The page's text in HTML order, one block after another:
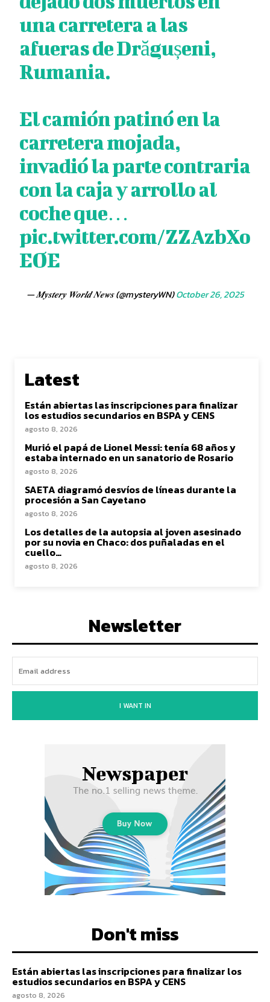
una carretera a las
afueras de Drăgușeni,
Rumania.
El camión patinó en la
carretera mojada,
invadió la parte contraria
con la caja y arrollo al
coche que…
pic.twitter.com/ZZAzbXo
EOE
— 𝑴𝒚𝒔𝒕𝒆𝒓𝒚 𝑾𝒐𝒓𝒍𝒅 𝑵𝒆𝒘𝒔 (@mysteryWN)October 26, 2025
Latest
Están abiertas las inscripciones para finalizar
los estudios secundarios en BSPA y CENS
agosto 8, 2026
Murió el papá de Lionel Messi: tenía 68 años y
estaba internado en un sanatorio de Rosario
agosto 8, 2026
SAETA diagramó desvíos de líneas durante la
procesión a San Cayetano
agosto 8, 2026
Los detalles de la autopsia al joven asesinado
por su novia en Chaco: dos puñaladas en el
cuello…
agosto 8, 2026
Newsletter
I WANT IN
Don't miss
Están abiertas las inscripciones para finalizar los
estudios secundarios en BSPA y CENS
agosto 8, 2026